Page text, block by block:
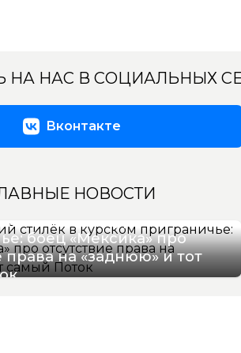
НАС В СОЦИАЛЬНЫХ
Вконтакте
НОВОСТИ
стилёк в курском
боец «Мексика» про
права на «заднюю» и тот